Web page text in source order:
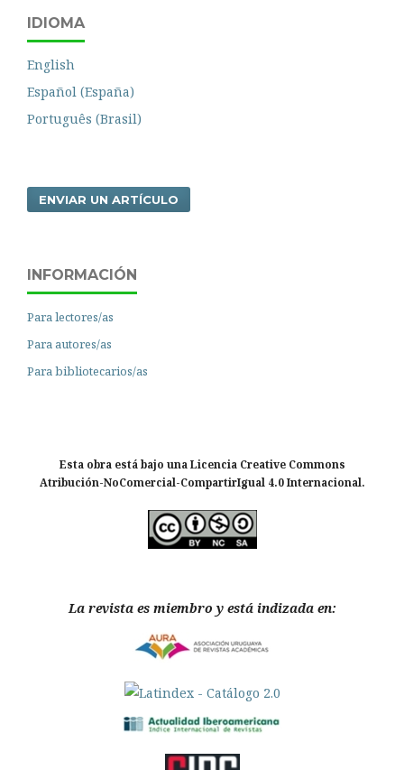
IDIOMA
English
Español (España)
Português (Brasil)
ENVIAR UN ARTÍCULO
INFORMACIÓN
Para lectores/as
Para autores/as
Para bibliotecarios/as
Esta obra está bajo una Licencia Creative Commons
Atribución-NoComercial-CompartirIgual 4.0 Internacional.
La revista es miembro y está indizada en: